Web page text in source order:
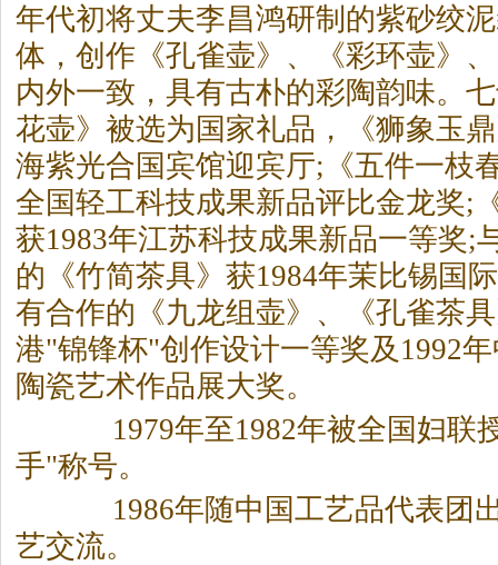
年代初将丈夫李昌鸿研制的紫砂绞
体，创作《孔雀壶》、《彩环壶》
内外一致，具有古朴的彩陶韵味。
花壶》被选为国家礼品，《狮象玉
海紫光合国宾馆迎宾厅;《五件一枝
全国轻工科技成果新品评比金龙奖;
获1983年江苏科技成果新品一等奖;
的《竹简茶具》获1984年茉比锡国
有合作的《九龙组壶》、《孔雀茶
港"锦锋杯"创作设计一等奖及1992
陶瓷艺术作品展大奖。
1979年至1982年被全国妇联
手"称号。
1986年随中国工艺品代表团
艺交流。